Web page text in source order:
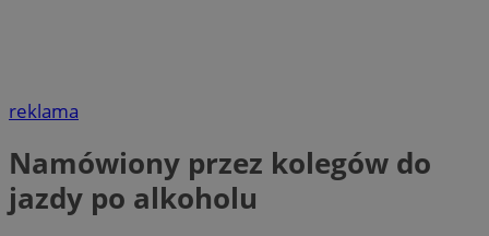
reklama
Namówiony przez kolegów do
jazdy po alkoholu